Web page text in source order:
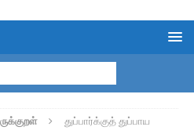
துப்பார்க்குத் துப்பாய